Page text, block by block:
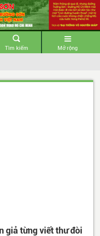
Tìm kiếm Mở rộng
giả từng viết thư đòi